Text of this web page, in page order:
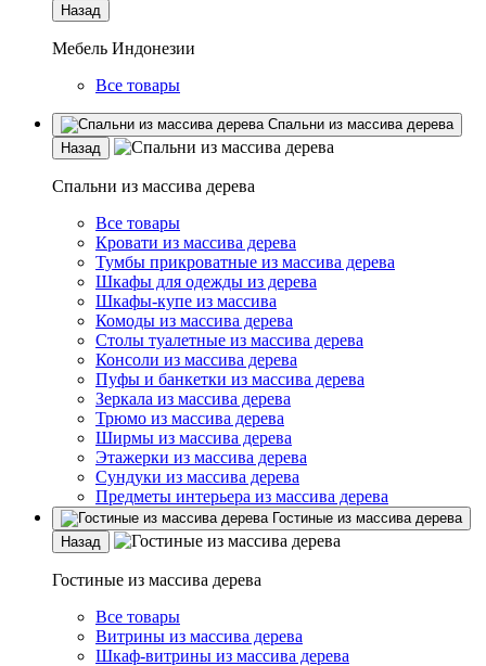
Назад
Мебель Индонезии
Все товары
Спальни из массива дерева
Назад
Спальни из массива дерева
Все товары
Кровати из массива дерева
Тумбы прикроватные из массива дерева
Шкафы для одежды из дерева
Шкафы-купе из массива
Комоды из массива дерева
Столы туалетные из массива дерева
Консоли из массива дерева
Пуфы и банкетки из массива дерева
Зеркала из массива дерева
Трюмо из массива дерева
Ширмы из массива дерева
Этажерки из массива дерева
Сундуки из массива дерева
Предметы интерьера из массива дерева
Гостиные из массива дерева
Назад
Гостиные из массива дерева
Все товары
Витрины из массива дерева
Шкаф-витрины из массива дерева